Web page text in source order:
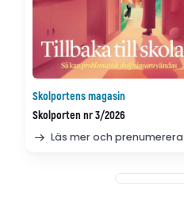
Skolportens magasin
Skolporten nr 3/2026
Läs mer och prenumerera